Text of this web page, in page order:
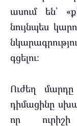
ասում են՝
նույնպես
գցելու։
Ուժեղ
դիմացինը
որ